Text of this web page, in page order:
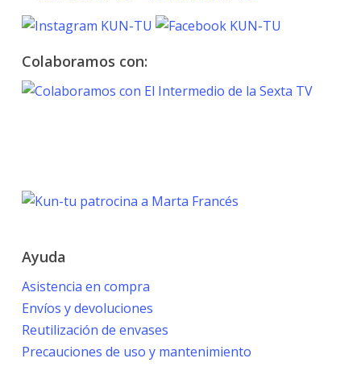
Colaboramos con:
Ayuda
Asistencia en compra
Envíos y devoluciones
Reutilización de envases
Precauciones de uso y mantenimiento